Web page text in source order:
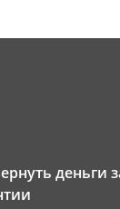
деньги